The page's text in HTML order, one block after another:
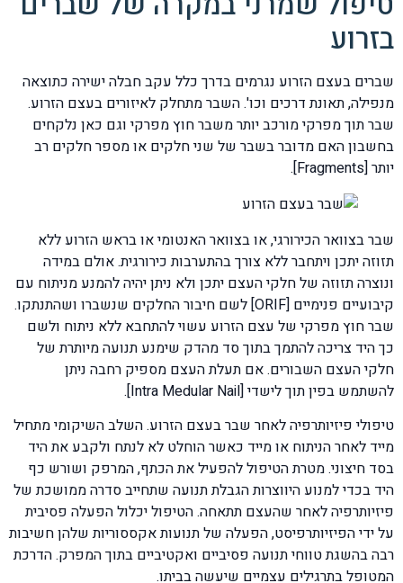
בזרוע
שברים בעצם הזרוע נגרמים בדרך כלל עקב חבלה ישירה כתוצאה
מנפילה, תאונת דרכים וכו'. השבר מתחלק לאיזורים בעצם הזרוע.
שבר תוך מפרקי מורכב יותר משבר חוץ מפרקי וגם כאן נלקחים
בחשבון האם מדובר בשבר של שני חלקים או מספר חלקים רב
יותר [Fragments].
שבר בצוואר הכירורגי, או בצוואר האנטומי או בראש הזרוע ללא
תזוזה יתכן ויתחבר ללא צורך בהתערבות כירורגית. אולם במידה
ונוצרה תזוזה של חלקי העצם יתכן ולא ניתן יהיה להמנע מניתוח עם
קיבועיים פנימיים [ORIF] לשם חיבור החלקים שנשברו ושהתנתקו.
שבר חוץ מפרקי של עצם הזרוע עשוי להתחבא ללא ניתוח ולשם
כך היד צריכה להתמך בתוך סד מהדק שימנע תנועה מיותרת של
חלקי העצם השבורים. אם תעלת העצם מספיק רחבה ניתן
להשתמש בפין תוך לישדי [Intra Medular Nail].
טיפולי פיזיותרפיה לאחר שבר בעצם הזרוע. השלב השיקומי מתחיל
מייד לאחר הניתוח או מייד כאשר הוחלט לא לנתח ולקבע את היד
בסד חיצוני. מטרת הטיפול להפעיל את הכתף, המרפק ושורש כף
היד בכדי למנוע היווצרות הגבלת תנועה שתחייב סדרה ממושכת של
פיזיותרפיה לאחר שהעצם תתאחה. הטיפול יכלול הפעלה פסיבית
על ידי הפיזיותרפיסט, הפעלה של תנועות אקססוריות שלהן חשיבות
רבה בהשגת טווחי תנועה פסיביים ואקטיביים בתוך המפרק. הדרכת
המטופל בתרגילים עצמיים שיעשה בביתו.